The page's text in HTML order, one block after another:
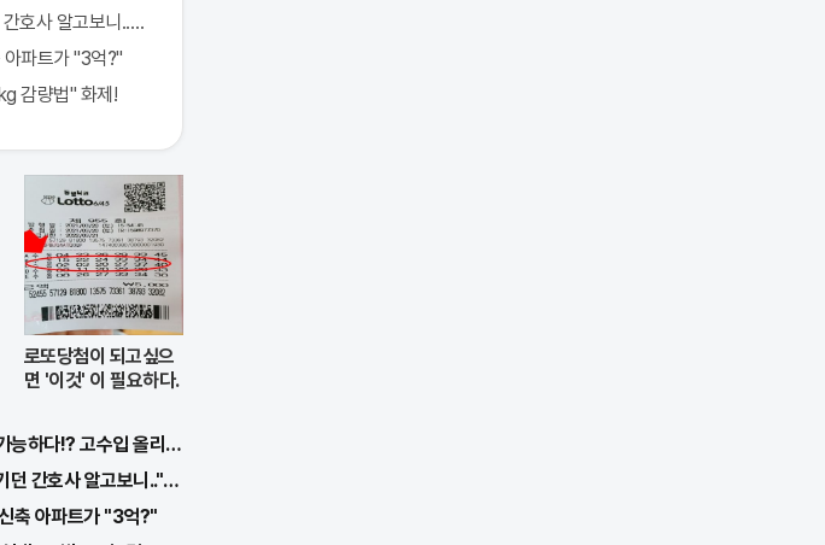
호사 알고보니.."충격"
파트가 "3억?"
감량법" 화제!
로또당첨이 되고싶으
면 '이것' 이 필요하다.
하다!? 고수입 올리는 이 "자격증"에 몰리는 이유 알고보니…
간호사 알고보니.."충격"
축 아파트가 "3억?"